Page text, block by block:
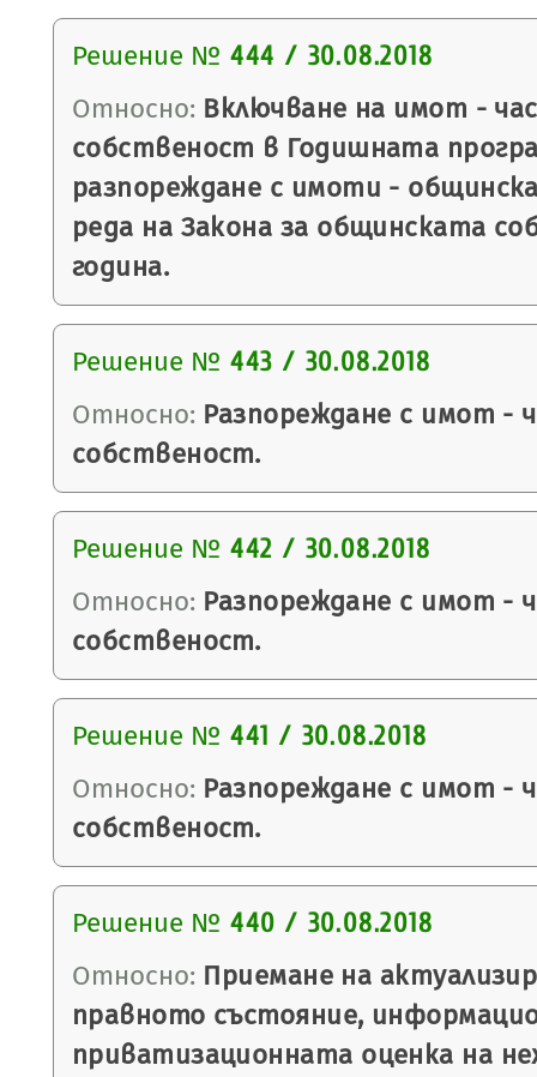
Решение № 444 / 30.08.2018
Относно: Включване на имот -
собственост в Годишната
разпореждане с имоти -
реда на Закона за общинската
година.
Решение № 443 / 30.08.2018
Относно: Разпореждане с имот -
собственост.
Решение № 442 / 30.08.2018
Относно: Разпореждане с имот -
собственост.
Решение № 441 / 30.08.2018
Относно: Разпореждане с имот -
собственост.
Решение № 440 / 30.08.2018
Относно: Приемане на
правното състояние,
приватизационната оценка на